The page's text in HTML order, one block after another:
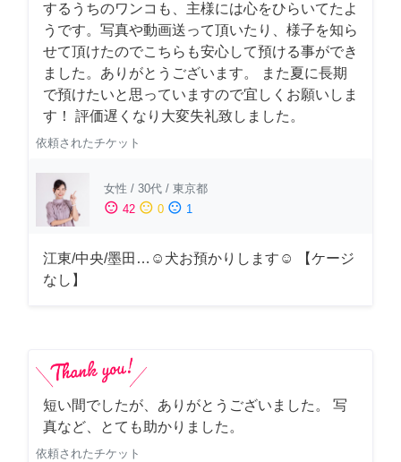
するうちのワンコも、主様には心をひらいてたよ
うです。写真や動画送って頂いたり、様子を知ら
せて頂けたのでこちらも安心して預ける事ができ
ました。ありがとうございます。 また夏に長期
で預けたいと思っていますので宜しくお願いしま
す！ 評価遅くなり大変失礼致しました。
依頼されたチケット
女性 / 30代 / 東京都
sentiment_satisfied 42 sentiment_neutral 0 sentiment_dissatisfied 1
江東/中央/墨田…☺︎犬お預かりします☺︎ 【ケージ
なし】
短い間でしたが、ありがとうございました。 写
真など、とても助かりました。
依頼されたチケット